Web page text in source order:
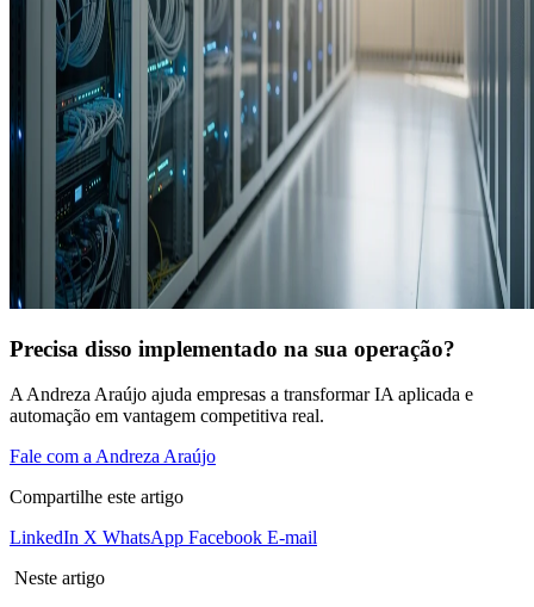
Precisa disso implementado na sua operação?
A Andreza Araújo ajuda empresas a transformar IA aplicada e
automação em vantagem competitiva real.
Fale com a Andreza Araújo
Compartilhe este artigo
LinkedIn X WhatsApp Facebook E-mail
Neste artigo